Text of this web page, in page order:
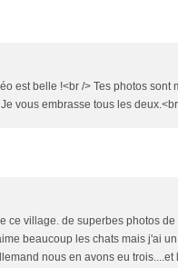
est belle !<br /> Tes photos
vous embrasse tous les
ce village. de superbes photos
beaucoup les chats mais j'ai
nous en avons eu